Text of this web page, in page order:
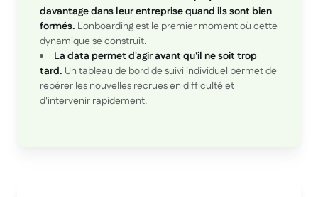
davantage dans leur entreprise quand ils sont bien
formés. L'onboarding est le premier moment où cette
dynamique se construit.
La data permet d'agir avant qu'il ne soit trop
tard. Un tableau de bord de suivi individuel permet de
repérer les nouvelles recrues en difficulté et
d'intervenir rapidement.